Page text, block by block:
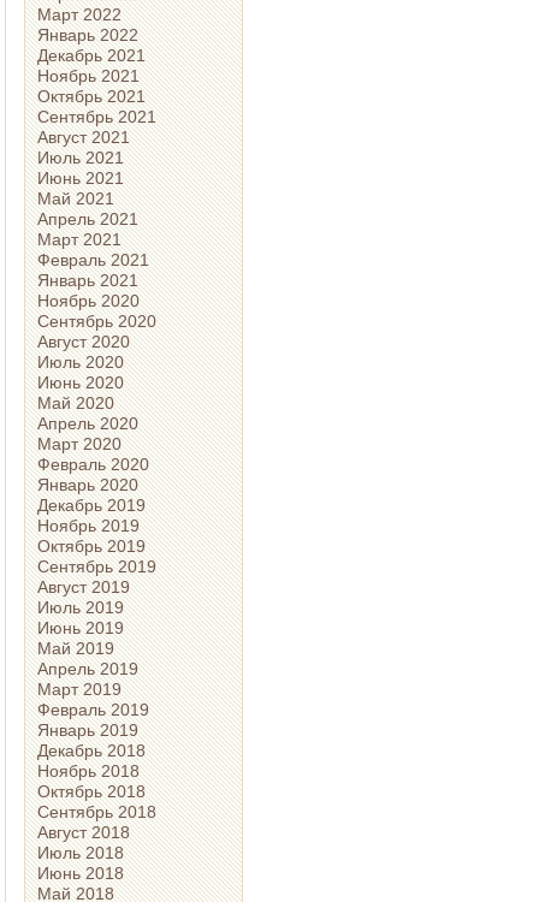
Март 2022
Январь 2022
Декабрь 2021
Ноябрь 2021
Октябрь 2021
Сентябрь 2021
Август 2021
Июль 2021
Июнь 2021
Май 2021
Апрель 2021
Март 2021
Февраль 2021
Январь 2021
Ноябрь 2020
Сентябрь 2020
Август 2020
Июль 2020
Июнь 2020
Май 2020
Апрель 2020
Март 2020
Февраль 2020
Январь 2020
Декабрь 2019
Ноябрь 2019
Октябрь 2019
Сентябрь 2019
Август 2019
Июль 2019
Июнь 2019
Май 2019
Апрель 2019
Март 2019
Февраль 2019
Январь 2019
Декабрь 2018
Ноябрь 2018
Октябрь 2018
Сентябрь 2018
Август 2018
Июль 2018
Июнь 2018
Май 2018